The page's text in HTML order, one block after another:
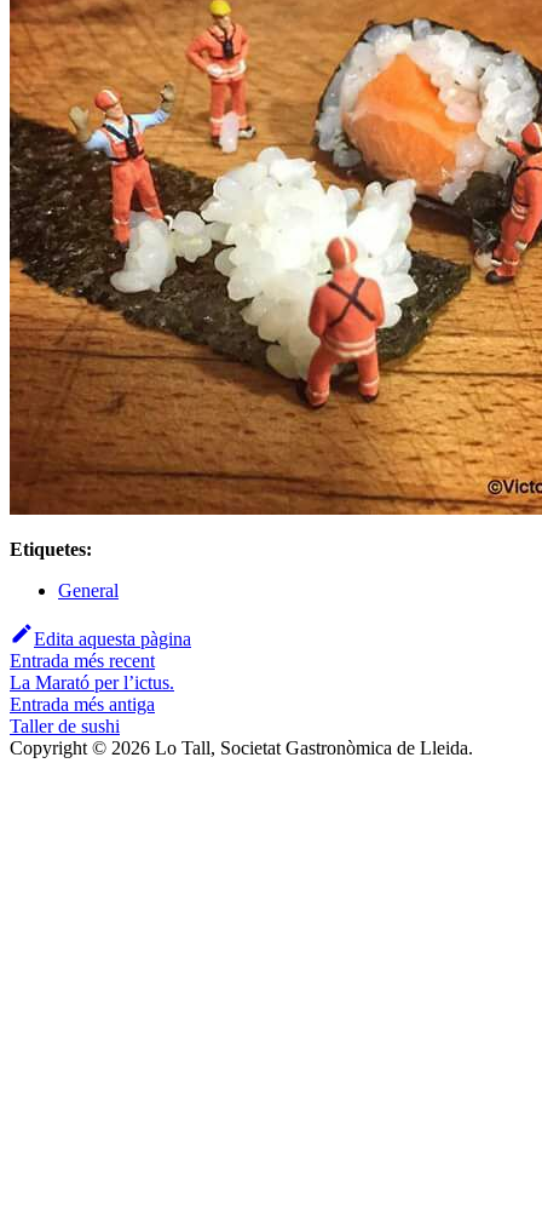
Etiquetes:
General
Edita aquesta pàgina
Entrada més recent
La Marató per l’ictus.
Entrada més antiga
Taller de sushi
Copyright © 2026 Lo Tall, Societat Gastronòmica de Lleida.